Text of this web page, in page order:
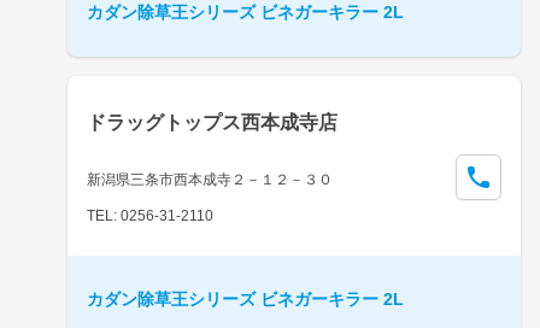
カダン除草王シリーズ ビネガーキラー 2L
ドラッグトップス西本成寺店
新潟県三条市西本成寺２－１２－３０
TEL: 0256-31-2110
カダン除草王シリーズ ビネガーキラー 2L